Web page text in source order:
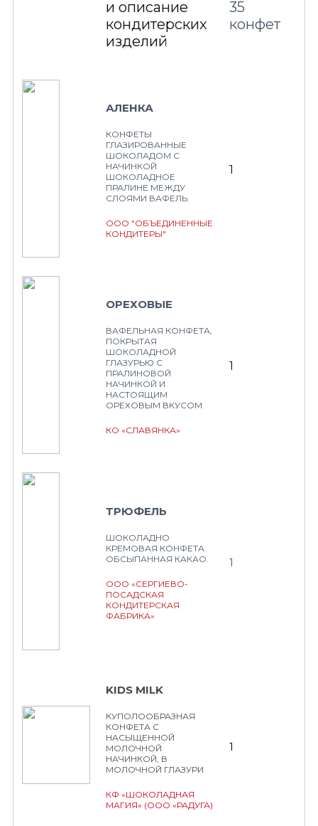
и описание
кондитерских
изделий
35
конфет
АЛЕНКА
КОНФЕТЫ
ГЛАЗИРОВАННЫЕ
ШОКОЛАДОМ С
НАЧИНКОЙ
ШОКОЛАДНОЕ
ПРАЛИНЕ МЕЖДУ
СЛОЯМИ ВАФЕЛЬ.
ООО "ОБЪЕДИНЕННЫЕ
КОНДИТЕРЫ"
1
ОРЕХОВЫЕ
ВАФЕЛЬНАЯ КОНФЕТА,
ПОКРЫТАЯ
ШОКОЛАДНОЙ
ГЛАЗУРЬЮ С
ПРАЛИНОВОЙ
НАЧИНКОЙ И
НАСТОЯЩИМ
ОРЕХОВЫМ ВКУСОМ
КО «СЛАВЯНКА»
1
ТРЮФЕЛЬ
ШОКОЛАДНО
КРЕМОВАЯ КОНФЕТА
ОБСЫПАННАЯ КАКАО.
ООО «СЕРГИЕВО-
ПОСАДСКАЯ
КОНДИТЕРСКАЯ
ФАБРИКА»
1
KIDS MILK
КУПОЛООБРАЗНАЯ
КОНФЕТА С
НАСЫЩЕННОЙ
МОЛОЧНОЙ
НАЧИНКОЙ, В
МОЛОЧНОЙ ГЛАЗУРИ
КФ «ШОКОЛАДНАЯ
МАГИЯ» (ООО «РАДУГА)
1